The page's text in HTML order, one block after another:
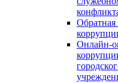
Обратная
Онлайн-